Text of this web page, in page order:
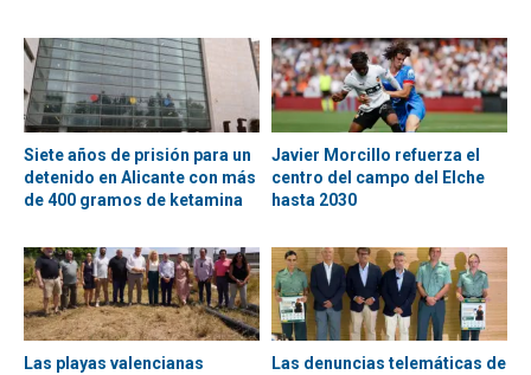
Siete años de prisión para un
detenido en Alicante con más
de 400 gramos de ketamina
Javier Morcillo refuerza el
centro del campo del Elche
hasta 2030
Las playas valencianas
Las denuncias telemáticas de